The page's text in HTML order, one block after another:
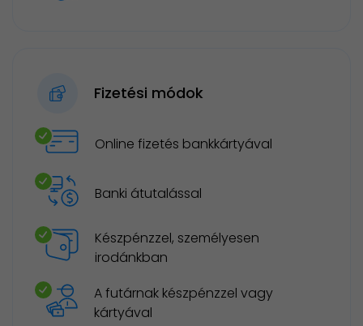
Fizetési módok
Online fizetés bankkártyával
Banki átutalással
Készpénzzel, személyesen
irodánkban
A futárnak készpénzzel vagy
kártyával